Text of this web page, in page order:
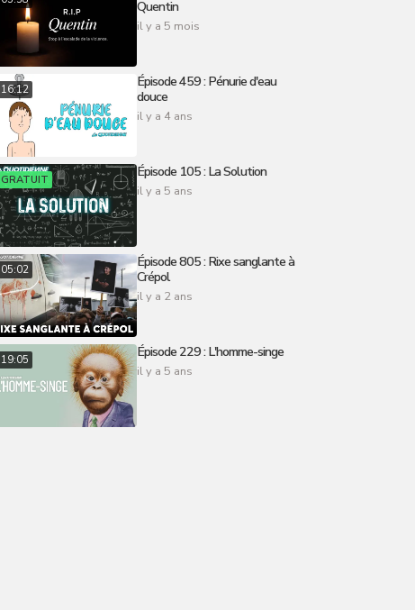
Quentin
il y a 5 mois
16:12
Épisode 459 : Pénurie d'eau
douce
il y a 4 ans
GRATUIT Épisode 105 : La Solution
il y a 5 ans
05:02
Épisode 805 : Rixe sanglante à
Crépol
il y a 2 ans
19:05 Épisode 229 : L'homme-singe
il y a 5 ans